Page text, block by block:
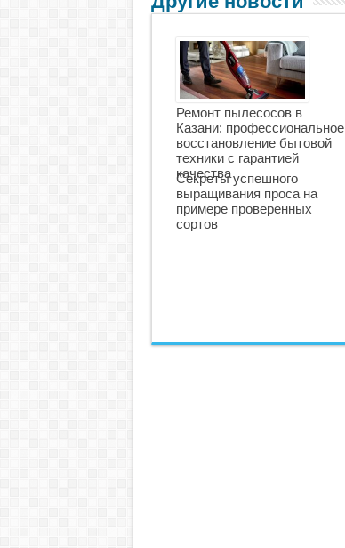
Ремонт пылесосов в
Казани: профессиональное
восстановление бытовой
техники с гарантией
качества
Секреты успешного
выращивания проса на
примере проверенных
сортов